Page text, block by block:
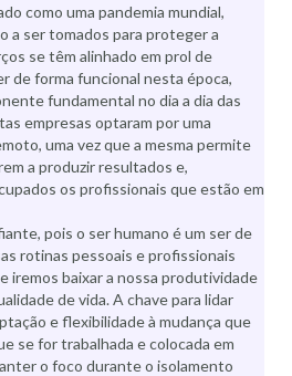
como uma pandemia mundial,
a ser tomados para proteger a
se têm alinhado em prol de
de forma funcional nesta época,
fundamental no dia a dia das
empresas optaram por uma
uma vez que a mesma permite
a produzir resultados e,
os profissionais que estão em
pois o ser humano é um ser de
rotinas pessoais e profissionais
iremos baixar a nossa produtividade
de vida. A chave para lidar
e flexibilidade à mudança que
se for trabalhada e colocada em
o foco durante o isolamento